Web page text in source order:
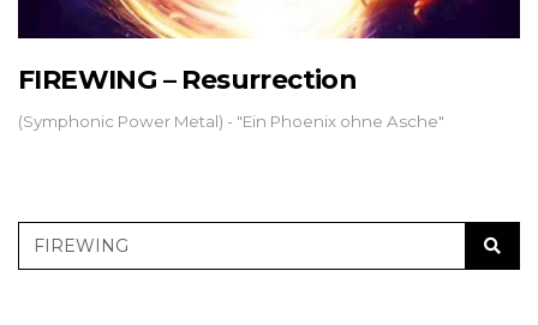
FIREWING – Resurrection
(Symphonic Power Metal) - "Ein Phoenix ohne Asche"